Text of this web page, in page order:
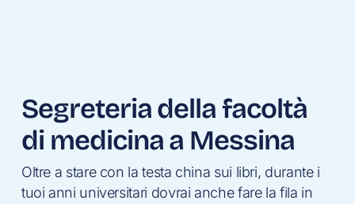
Segreteria della facoltà
di medicina a Messina
Oltre a stare con la testa china sui libri, durante i
tuoi anni universitari dovrai anche fare la fila in